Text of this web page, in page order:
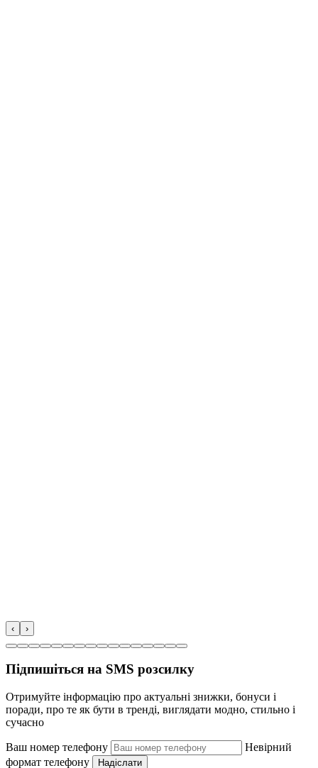
‹ ›
Підпишіться на SMS розсилку
Отримуйте інформацію про актуальні знижки, бонуси і
поради, про те як бути в тренді, виглядати модно, стильно і
сучасно
Ваш номер телефону
Невірний
формат телефону
Надіслати